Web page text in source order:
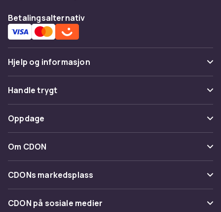
Betalingsalternativ
Hjelp og informasjon
Vanlige spørsmål
Spor pakke
Angre & returner her
Kontakt oss
Handle trygt
Betaling
Levering
Tilbakekallinger
Oppdage
Kategorier
Varemerker
Om CDON
Om oss
Kundeanmeldelser
CDONs markedsplass
Merchant Help Center
CDON på sosiale medier